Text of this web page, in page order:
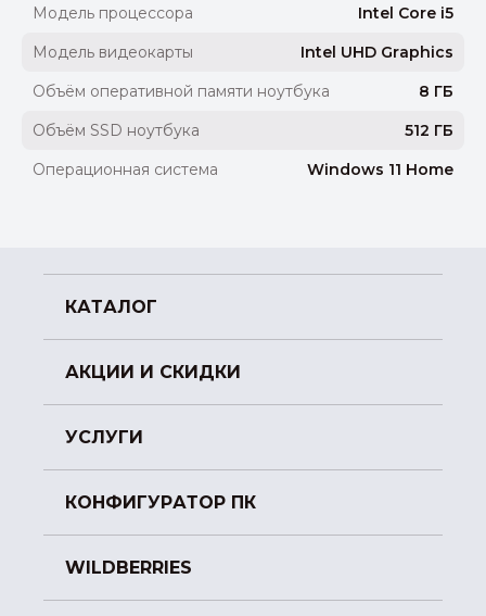
Модель процессора
Intel Core i5
Модель видеокарты
Intel UHD Graphics
Объём оперативной памяти ноутбука
8 ГБ
Объём SSD ноутбука
512 ГБ
Операционная система
Windows 11 Home
КАТАЛОГ
АКЦИИ И СКИДКИ
УСЛУГИ
КОНФИГУРАТОР ПК
WILDBERRIES